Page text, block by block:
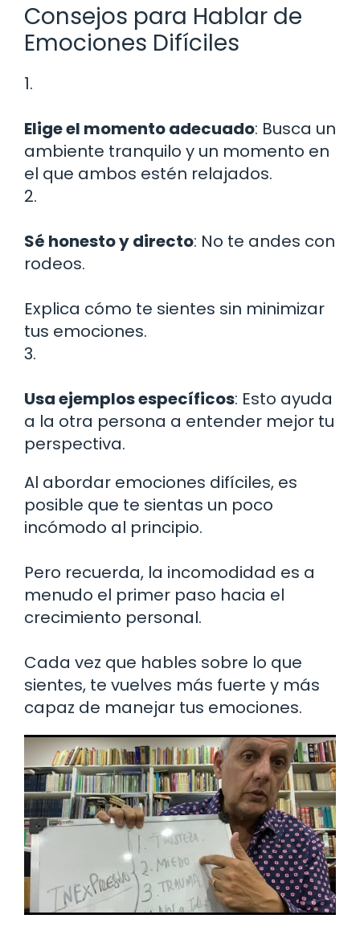
Consejos para Hablar de
Emociones Difíciles
1.
Elige el momento adecuado: Busca un
ambiente tranquilo y un momento en
el que ambos estén relajados.
2.
Sé honesto y directo: No te andes con
rodeos.
Explica cómo te sientes sin minimizar
tus emociones.
3.
Usa ejemplos específicos: Esto ayuda
a la otra persona a entender mejor tu
perspectiva.
Al abordar emociones difíciles, es
posible que te sientas un poco
incómodo al principio.
Pero recuerda, la incomodidad es a
menudo el primer paso hacia el
crecimiento personal.
Cada vez que hables sobre lo que
sientes, te vuelves más fuerte y más
capaz de manejar tus emociones.